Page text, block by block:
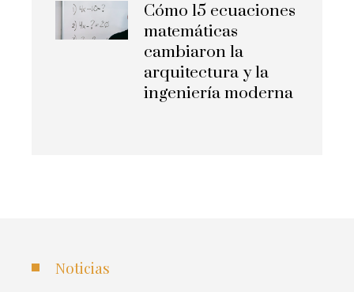
Cómo 15 ecuaciones
matemáticas
cambiaron la
arquitectura y la
ingeniería moderna
Noticias